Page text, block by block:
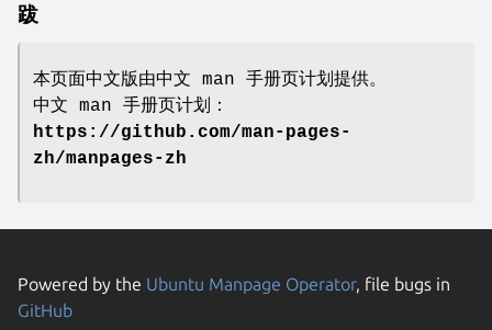
跋
本页面中文版由中文 man 手册页计划提供。
中文 man 手册页计划：
https://github.com/man-pages-
zh/manpages-zh
Powered by the Ubuntu Manpage Operator, file bugs in
GitHub